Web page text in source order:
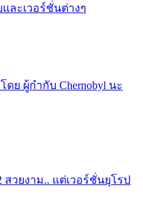
และเวอร์ชั่นต่างๆ
ดย ผู้กำกับ Chernobyl นะ
สวยงาม.. แต่เวอร์ชั่นยุโรป